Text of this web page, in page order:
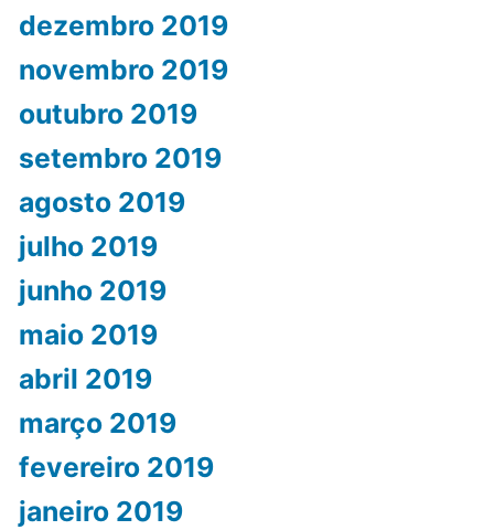
dezembro 2019
novembro 2019
outubro 2019
setembro 2019
agosto 2019
julho 2019
junho 2019
maio 2019
abril 2019
março 2019
fevereiro 2019
janeiro 2019